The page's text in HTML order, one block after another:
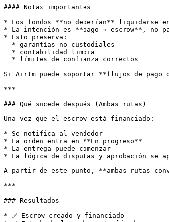
#### Notas importantes
* Los fondos **no deberían** liquidarse
* La intención es **pago → escrow**, no
* Esto preserva:
Si Airtm puede soportar **flujos de
***
### Qué sucede después (Ambas rutas)
Una vez que el escrow está financiado:
* Se notifica al vendedor
* La orden entra en **En progreso**
* La entrega puede comenzar
* La lógica de disputas y aprobación se
A partir de este punto, **ambas rutas
***
### Resultados
* ✅ Escrow creado y financiado